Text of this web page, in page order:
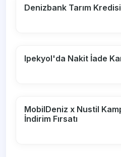
Denizbank Tarım
Ipekyol'da Nakit İade
MobilDeniz x Nustil
İndirim Fırsatı